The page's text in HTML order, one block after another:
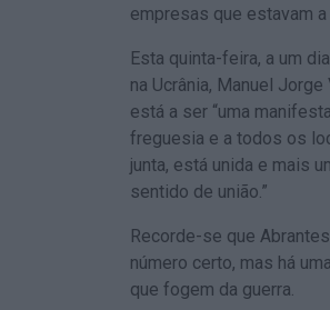
empresas que estavam
Esta quinta-feira, a um
na Ucrânia, Manuel
está a ser “uma
freguesia e a todos os
junta, está unida e mais
sentido de união.”
Recorde-se que
número certo, mas há
que fogem da guerra.